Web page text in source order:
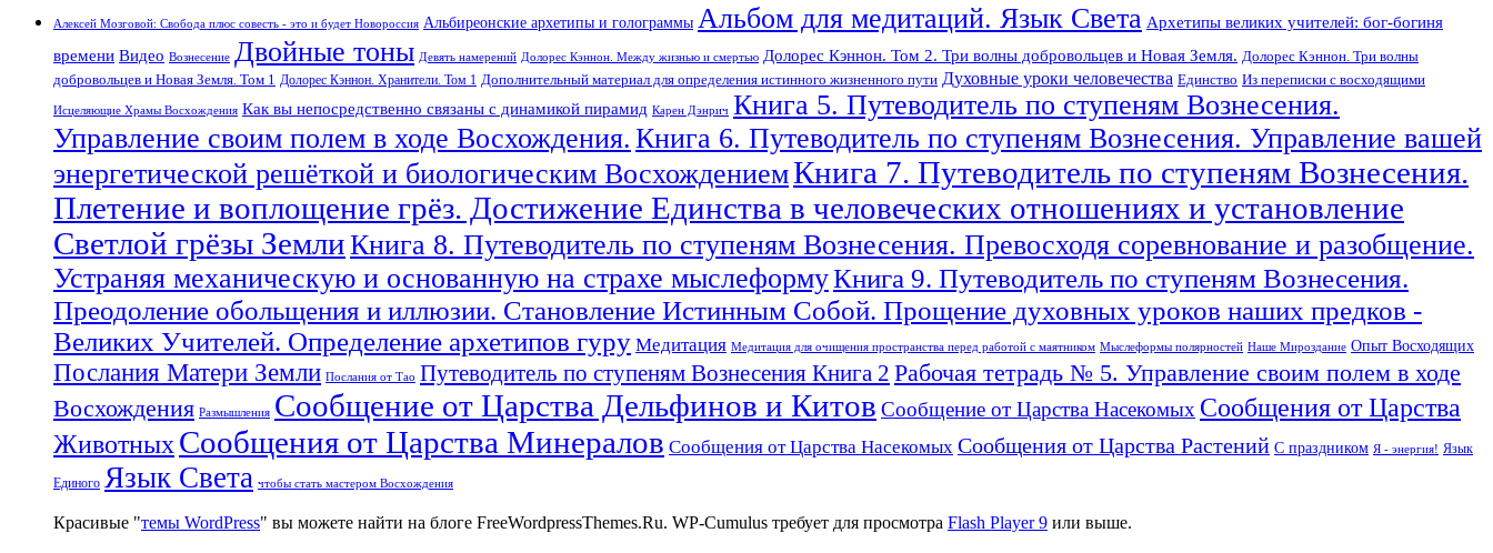
Алексей Мозговой: Свобода плюс совесть - это и будет Новороссия Альбиреонские архетипы и голограммы Альбом для медитаций. Язык Света Архетипы великих учителей: бог-богиня
времени Видео Вознесение Двойные тоны Девять намерений Долорес Кэннон. Между жизнью и смертью Долорес Кэннон. Том 2. Три волны добровольцев и Новая Земля. Долорес Кэннон. Три волны
добровольцев и Новая Земля. Том 1 Долорес Кэннон. Хранители. Том 1 Дополнительный материал для определения истинного жизненного пути Духовные уроки человечества Единство Из переписки с восходящими
Исцеляющие Храмы Восхождения Как вы непосредственно связаны с динамикой пирамид Карен Дэнрич Книга 5. Путеводитель по ступеням Вознесения.
Управление своим полем в ходе Восхождения. Книга 6. Путеводитель по ступеням Вознесения. Управление вашей
энергетической решёткой и биологическим ВосхождениемКнига 7. Путеводитель по ступеням Вознесения.
Плетение и воплощение грёз. Достижение Единства в человеческих отношениях и установление
Светлой грёзы ЗемлиКнига 8. Путеводитель по ступеням Вознесения. Превосходя соревнование и разобщение.
Устраняя механическую и основанную на страхе мыслеформуКнига 9. Путеводитель по ступеням Вознесения.
Преодоление обольщения и иллюзии. Становление Истинным Собой. Прощение духовных уроков наших предков -
Великих Учителей. Определение архетипов гуру Медитация Медитация для очищения пространства перед работой с маятником Мыслеформы полярностей Наше Мироздание Опыт Восходящих
Послания Матери Земли Послания от Тао Путеводитель по ступеням Вознесения Книга 2 Рабочая тетрадь № 5. Управление своим полем в ходе
Восхождения Размышления Сообщение от Царства Дельфинов и Китов Сообщение от Царства Насекомых Сообщения от Царства
Животных Сообщения от Царства Минералов Сообщения от Царства Насекомых Сообщения от Царства Растений С праздником Я - энергия! Язык
Единого Язык Света чтобы стать мастером Восхождения
Красивые "темы WordPress" вы можете найти на блоге FreeWordpressThemes.Ru. WP-Cumulus требует для просмотра Flash Player 9 или выше.